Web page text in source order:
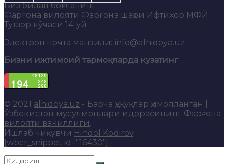
Биз билан боғланиш:
Фарғона вилояти Фарғона шаҳри Ифтихор МФЙ
Тутзор кўчаси 14-уй
Электрон почта манзили: info@alhidoya.uz
Бизни ижтимоий тармоқларда кузатинг
© 2021 alhidoya.uz - Барча ҳуқуқлар ҳимояланган |
Ўзбекистон мусулмонлари идорасининг Фарғона
вилояти вакиллиги.
Ишлаб чиқувчи Hindol Kodirov.
[wbcr_snippet id="16430"]